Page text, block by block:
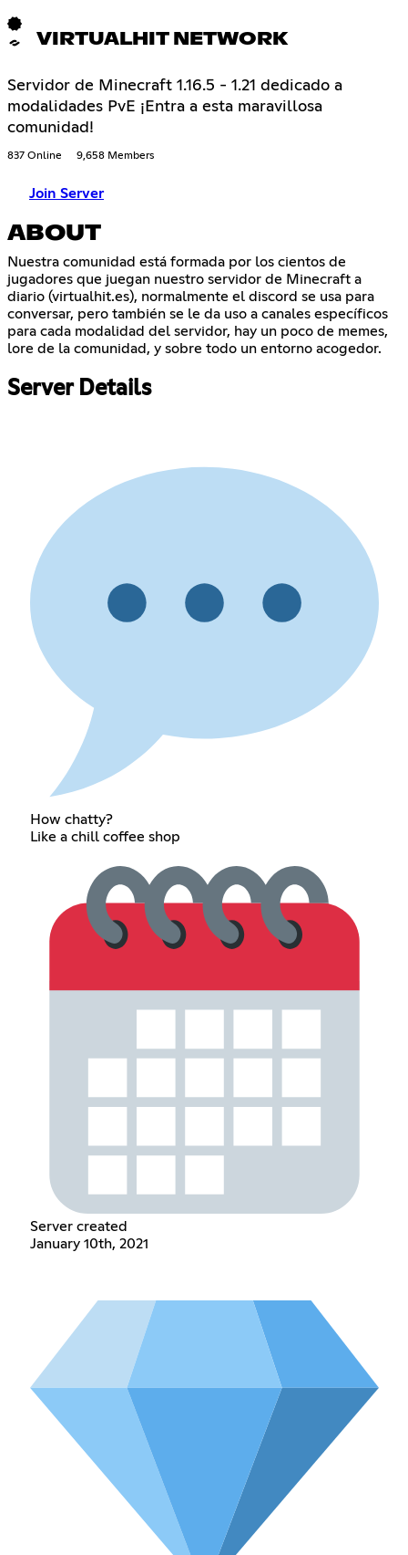
VIRTUALHIT NETWORK
Servidor de Minecraft 1.16.5 - 1.21 dedicado a
modalidades PvE ¡Entra a esta maravillosa
comunidad!
837 Online 9,658 Members
Join Server
ABOUT
Nuestra comunidad está formada por los cientos de
jugadores que juegan nuestro servidor de Minecraft a
diario (virtualhit.es), normalmente el discord se usa para
conversar, pero también se le da uso a canales específicos
para cada modalidad del servidor, hay un poco de memes,
lore de la comunidad, y sobre todo un entorno acogedor.
Server Details
How chatty?
Like a chill coffee shop
Server created
January 10th, 2021